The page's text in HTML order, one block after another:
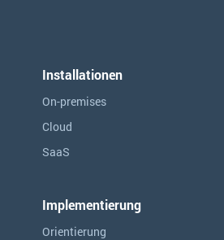
Installationen
On-premises
Cloud
SaaS
Implementierung
Orientierung